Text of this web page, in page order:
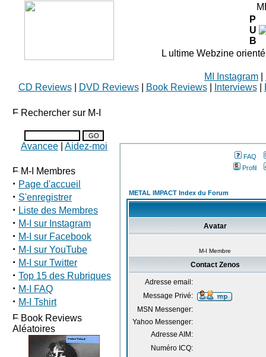
P
U
B
L ultime Webzine
MI Instagram
CD Reviews| DVD Reviews| Book Reviews| Interviews|
Rechercher sur M-I
Avancee Aidez-moi
M-I Membres
· Page d'accueil
· S'enregistrer
· Liste des Membres
· M-I sur Instagram
· M-I sur Facebook
· M-I sur YouTube
· M-I sur Twitter
· Top 15 des Rubriques
· M-I FAQ
· M-I Tshirt
Book Reviews
Aléatoires
FAQ
Profil
METAL IMPACT Index du Forum
Avatar
M-I Membre
Contact Zenos
Adresse email:
Message Privé:
MSN Messenger:
Yahoo Messenger:
Adresse AIM:
Numéro ICQ: